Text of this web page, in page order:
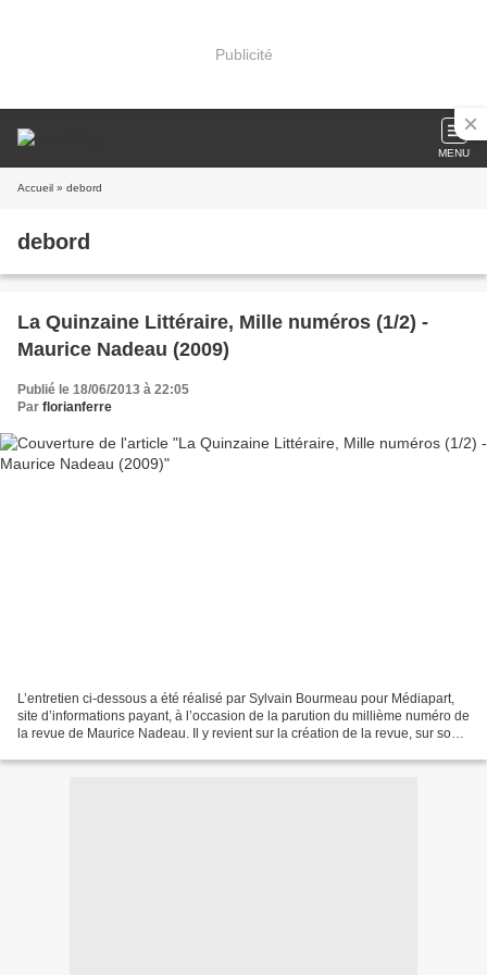
Publicité
MENU
Accueil » debord
debord
La Quinzaine Littéraire, Mille numéros (1/2) -
Maurice Nadeau (2009)
Publié le 18/06/2013 à 22:05
Par florianferre
L’entretien ci-dessous a été réalisé par Sylvain Bourmeau pour Médiapart,
site d’informations payant, à l’occasion de la parution du millième numéro de
la revue de Maurice Nadeau. Il y revient sur la création de la revue, sur son